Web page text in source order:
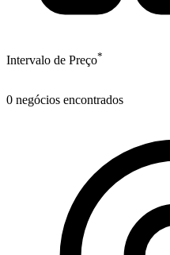
Intervalo de Preço*
0 negócios encontrados